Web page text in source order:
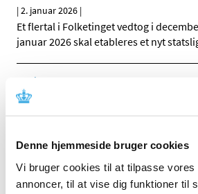
Denne hjemmeside bruger cookies
Vi bruger cookies til at tilpasse vores
annoncer, til at vise dig funktioner til
|2. januar 2026 |
Et flertal i Folketinget vedtog i
januar 2026 skal etableres et nyt
Forrige
TID
2026 (84)